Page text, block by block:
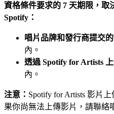
資格條件要求的 7 天期限，取
Spotify：
唱片品牌和發行商提交的
內。
透過 Spotify for Artists 上
內。
注意： Spotify for Artists 影片
果你尚無法上傳影片，請聯絡